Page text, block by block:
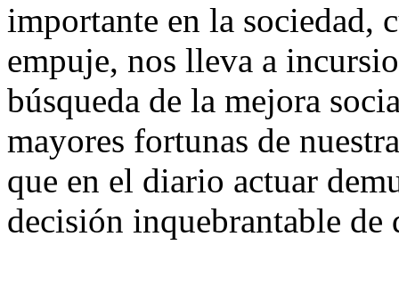
importante en la sociedad,
empuje, nos lleva a
búsqueda de la mejora
mayores fortunas de
que en el diario actuar
decisión inquebrantable